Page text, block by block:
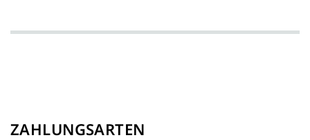
ZAHLUNGSARTEN